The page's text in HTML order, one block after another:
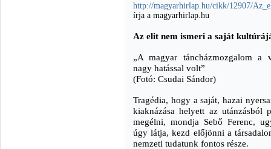
http://magyarhirlap.hu/cikk/12907/
írja a magyarhirlap.hu
Az elit nem ismeri a saját
„A magyar táncházmozgalom a
nagy hatással volt”
(Fotó: Csudai Sándor)
Tragédia, hogy a saját, hazai
kiaknázása helyett az utánzásból
megélni, mondja Sebő Ferenc,
úgy látja, kezd előjönni a
nemzeti tudatunk fontos része.